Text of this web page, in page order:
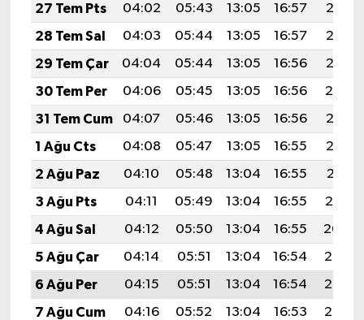
27 Tem Pts
04:02 05:43 13:05 16:57
20:17
28 Tem Sal
04:03 05:44 13:05 16:57
20:16
29 Tem Çar
04:04 05:44 13:05 16:56
20:15
30 Tem Per
04:06 05:45 13:05 16:56
20:14
31 Tem Cum
04:07 05:46 13:05 16:56
20:13
1 Ağu Cts
04:08 05:47 13:05 16:55
20:12
2 Ağu Paz
04:10 05:48 13:04 16:55
20:11
3 Ağu Pts
04:11 05:49 13:04 16:55
20:10
4 Ağu Sal
04:12 05:50 13:04 16:55
20:09
5 Ağu Çar
04:14 05:51 13:04 16:54
20:08
6 Ağu Per
04:15 05:51 13:04 16:54
20:07
7 Ağu Cum
04:16 05:52 13:04 16:53
20:06